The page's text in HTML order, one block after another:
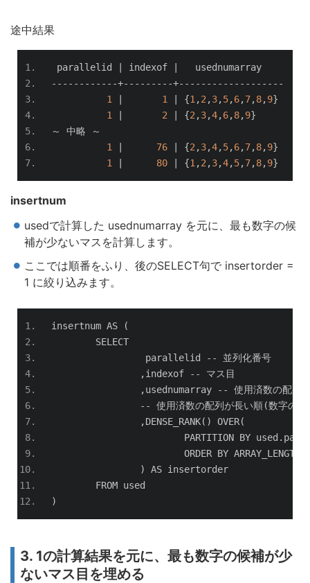
途中結果
parallelid indexof
   usednumarray
------------+---------+-------------------
1
1 {1 ,2 ,3,5,6,7,8,9}
1
2 {2 ,3,4,6,8,9}
～
中略
～
1
76 {2 ,3,4,5,6,7,8,9}
1
80 {1 ,2 ,3,4,5,7,8,9}
insertnum
usedで計算した usednumarray を元に、最も数字の候
補が少ないマスを計算します。
ここでは順番をふり、後のSELECT句で insertorder =
1 に絞り込みます。
insertnum AS
(
	SELECT
		 parallelid
--
並列化番号
,indexof --
マス目
,usednumarray --
使用済数の配列
--
使用済数の配列が長い順(数字の
,DENSE_RANK() OVER(
			PARTITION BY used
.
			ORDER BY ARRAY_LENGTH
)
AS insertorder
	FROM used
)
3. 1の計算結果を元に、最も数字の候補が少
ないマス目を埋める